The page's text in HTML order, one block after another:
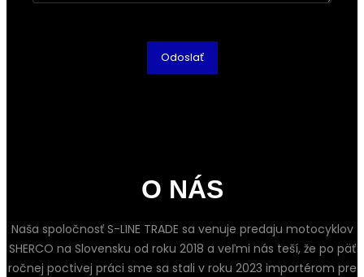
O NÁS
Naša spoločnosť S-LINE TRADE sa venuje predaju motocyklov
SHERCO na Slovensku od roku 2018 a veľmi nás teší, že po päť
ročnej poctivej práci sme sa stali v roku 2023 importérom pre